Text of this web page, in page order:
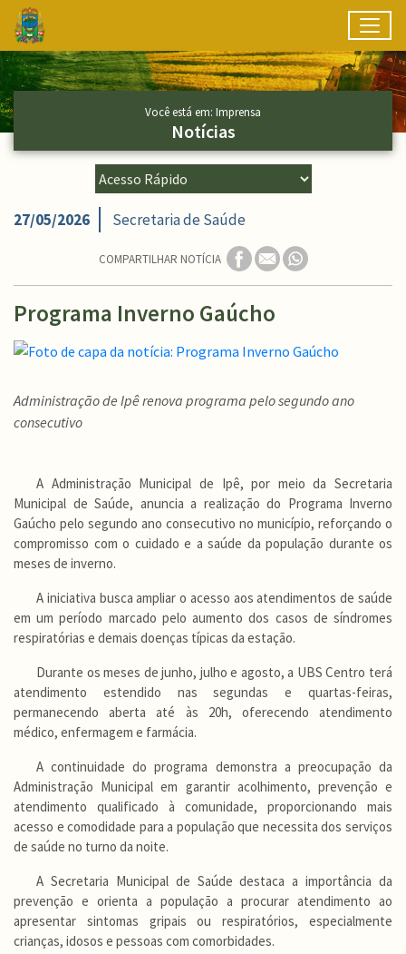
Ir para conteúdo principal
Conteúdo Principal
Você está em: Imprensa
Notícias
27/05/2026 Secretaria de Saúde
COMPARTILHAR NOTÍCIA
Programa Inverno Gaúcho
Administração de Ipê renova programa pelo segundo ano
consecutivo
A Administração Municipal de Ipê, por meio da Secretaria
Municipal de Saúde, anuncia a realização do Programa Inverno
Gaúcho pelo segundo ano consecutivo no município, reforçando o
compromisso com o cuidado e a saúde da população durante os
meses de inverno.
A iniciativa busca ampliar o acesso aos atendimentos de saúde
em um período marcado pelo aumento dos casos de síndromes
respiratórias e demais doenças típicas da estação.
Durante os meses de junho, julho e agosto, a UBS Centro terá
atendimento estendido nas segundas e quartas-feiras,
permanecendo aberta até às 20h, oferecendo atendimento
médico, enfermagem e farmácia.
A continuidade do programa demonstra a preocupação da
Administração Municipal em garantir acolhimento, prevenção e
atendimento qualificado à comunidade, proporcionando mais
acesso e comodidade para a população que necessita dos serviços
de saúde no turno da noite.
A Secretaria Municipal de Saúde destaca a importância da
prevenção e orienta a população a procurar atendimento ao
apresentar sintomas gripais ou respiratórios, especialmente
crianças, idosos e pessoas com comorbidades.